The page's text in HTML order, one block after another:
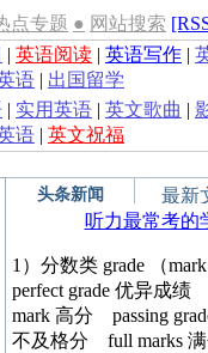
点专题 ● 网站搜索
| 英语阅读 | 英语写作 |
语 | 出国留学
| 实用英语 | 英文歌曲 |
语 | 英文祝福
头条新闻
最新
听力最常考的
1）分数类 grade （
perfect grade 优异成绩
mark 高分 passing
不及格分 full marks